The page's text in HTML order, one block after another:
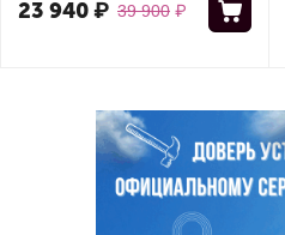
39 900 ₽
23 940₽